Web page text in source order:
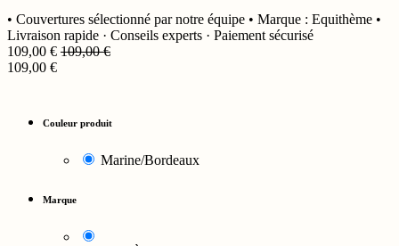
• Couvertures sélectionné par notre équipe • Marque : Equithème •
Livraison rapide · Conseils experts · Paiement sécurisé
109,00 € 109,00€
109,00 €
Couleur produit
Marine/Bordeaux
Marque